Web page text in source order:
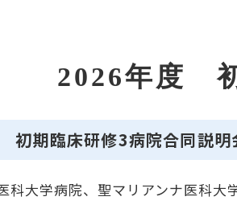
2026年度
期臨床研修3病院合同説明
科大学病院、聖マリアンナ医科大